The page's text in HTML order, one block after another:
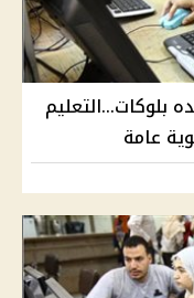
عامة